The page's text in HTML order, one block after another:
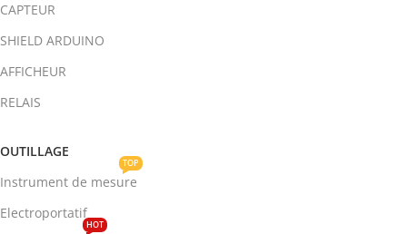
CAPTEUR
SHIELD ARDUINO
AFFICHEUR
RELAIS
OUTILLAGE
Instrument de mesure
TOP
Electroportatif
HOT